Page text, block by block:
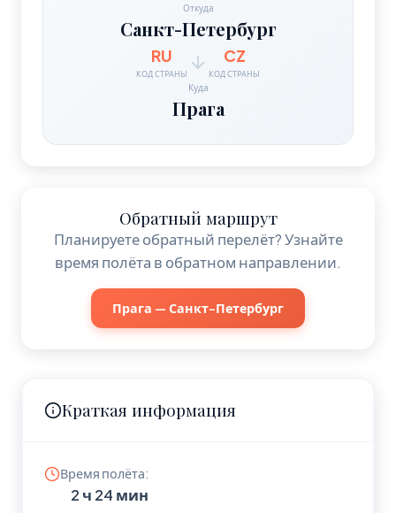
Откуда
Санкт-Петербург
RU
КОД СТРАНЫ
CZ
КОД СТРАНЫ
Куда
Прага
Обратный маршрут
Планируете обратный перелёт? Узнайте
время полёта в обратном направлении.
Прага — Санкт-Петербург
Краткая информация
Время полёта:
2 ч 24 мин